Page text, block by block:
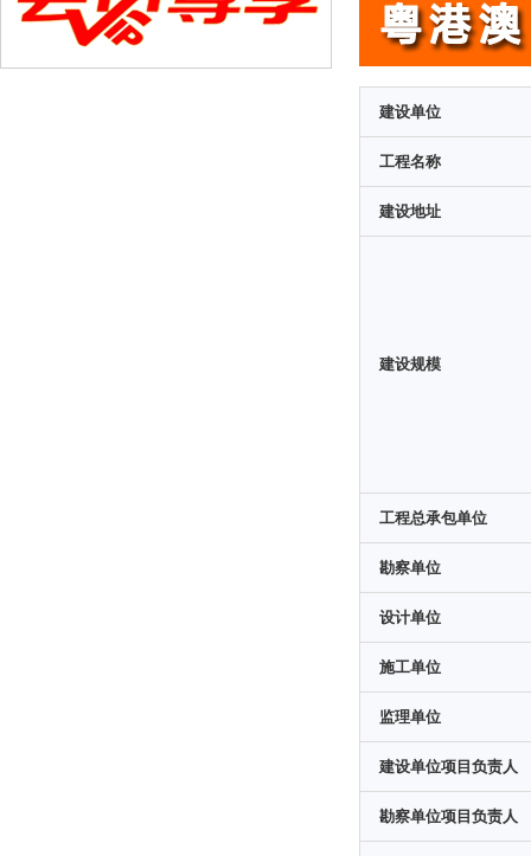
建设单位
工程名称
建设地址
建设规模
工程总承包单位
勘察单位
设计单位
施工单位
监理单位
建设单位项目负责人
勘察单位项目负责人